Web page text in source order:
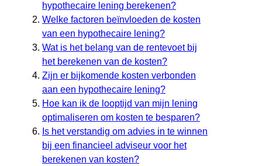
hypothecaire lening berekenen?
Welke factoren beïnvloeden de kosten
van een hypothecaire lening?
Wat is het belang van de rentevoet bij
het berekenen van de kosten?
Zijn er bijkomende kosten verbonden
aan een hypothecaire lening?
Hoe kan ik de looptijd van mijn lening
optimaliseren om kosten te besparen?
Is het verstandig om advies in te winnen
bij een financieel adviseur voor het
berekenen van kosten?